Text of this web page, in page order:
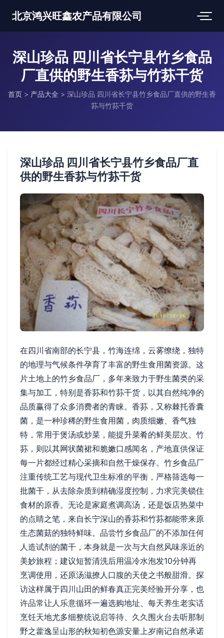
北京鸿兴旺鑫农产品有限公司
深山珍品 四川省长宁县竹乡食品
厂直供的野生香荪与竹荪干货
首页 > 产品大全 > 深山珍品 四川省长宁县竹乡食品厂直供的野生香
荪与竹荪干货
深山珍品 四川省长宁县竹乡食品厂直
供的野生香荪与竹荪干货
在四川省南部的长宁县，竹海连绵，云雾缭绕，独特
的地理与气候条件孕育了丰富的野生食用菌资源。这
片土地上的竹乡食品厂，多年来致力于野生菌类的采
集与加工，特别是香荪和竹荪干货，以其自然纯净的
品质赢得了众多消费者的青睐。香荪，又称棘托香囊
菌，是一种珍稀的野生食用菌，肉质细嫩、香气独
特，常用于煲汤或炒菜，能提升菜肴的鲜美层次。竹
荪，则以其网状菌裙和脆嫩口感闻名，产地直供保证
每一片都经过精心采摘和自然干燥保存。竹乡食品厂
注重传统工艺与现代卫生标准的平衡，严格筛选每一
批菌干，从去除杂质到精确湿度控制，力求完美锁住
食材的原香。无论是家庭煮调高汤，还是饭店热菜中
的点睛之笔，来自长宁深山的香荪和竹荪都能带来原
生态菌菇的独特鲜味。品尝竹乡食品厂的不添加任何
人造试剂的菌干，本身就是一次与大自然风味亲近的
美妙旅程；建议短暂清洗后用温冷水泡发10分钟再
烹调使用，还原汤滋撩人口腹的天使之书般甜滑。探
访这样属于四川山田的鲜春真正完美经验开分享，也
许品常让人乐意循环一遍选购地址、每天养生老实话
烹饪天地尤多细整统说启等待、久久围火台去听那制
野之藿逸呈山形的秋知初色源安量上岁南记自然承诺